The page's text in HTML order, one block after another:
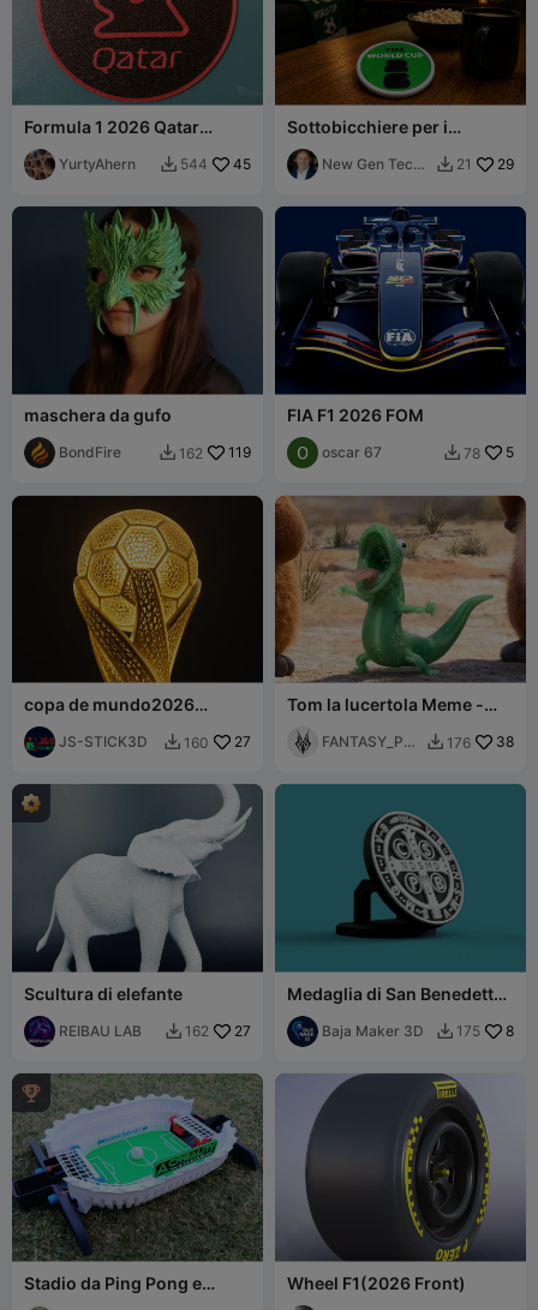
Formula 1 2026 Qatar
Coaster
YurtyAhern  544 45
Sottobicchiere per i
Mondiali di Calcio 2026
New Gen Tech
 21 29
maschera da gufo
BondFire  162 119
FIA F1 2026 FOM
oscar 67  78 5
copa de mundo2026
versión lampara
JS-STICK3D  160 27
Tom la lucertola Meme -
(Creality)
FANTASY_PRI
 176 38
Scultura di elefante
REIBAU LAB  162 27
Medaglia di San Benedetto
con Base – Decorazione /
Protezione
Baja Maker 3D  175 8

Stadio da Ping Pong e
Calcio della Coppa del
Wheel F1(2026 Front)